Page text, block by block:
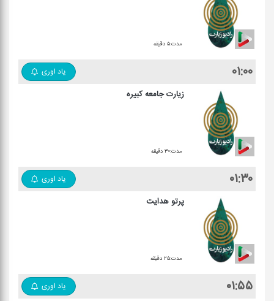
مدت:۵ دقیقه
۰۱:۰۰ یاد اوری
زیارت جامعه کبیره
مدت:۳۰ دقیقه
۰۱:۳۰ یاد اوری
پرتو هدایت
مدت:۲۵ دقیقه
۰۱:۵۵ یاد اوری